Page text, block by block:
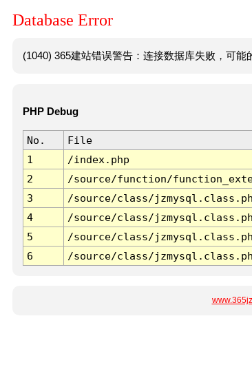
Database Error
(1040) 365建站错误警告：连接数据库失败，可能
PHP Debug
No. File
1
/index.php
2
/source/function/
3
/source/class/
4
/source/class/
5
/source/class/
6
/source/class/